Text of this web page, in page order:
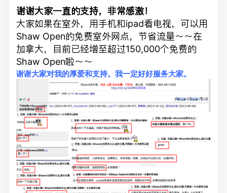
谢谢大家一直的支持，非常感激！
大家如果在室外，用手机和ipad看电视，可以用
Shaw Open的免费室外网点，节省流量～～在
加拿大，目前已经增至超过150,000个免费的
Shaw Open啦～～
谢谢大家对我的厚爱和支持。我一定好好服务大家。